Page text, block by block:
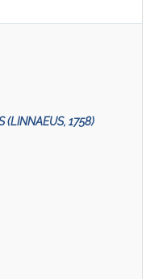
(LINNAEUS, 1758)